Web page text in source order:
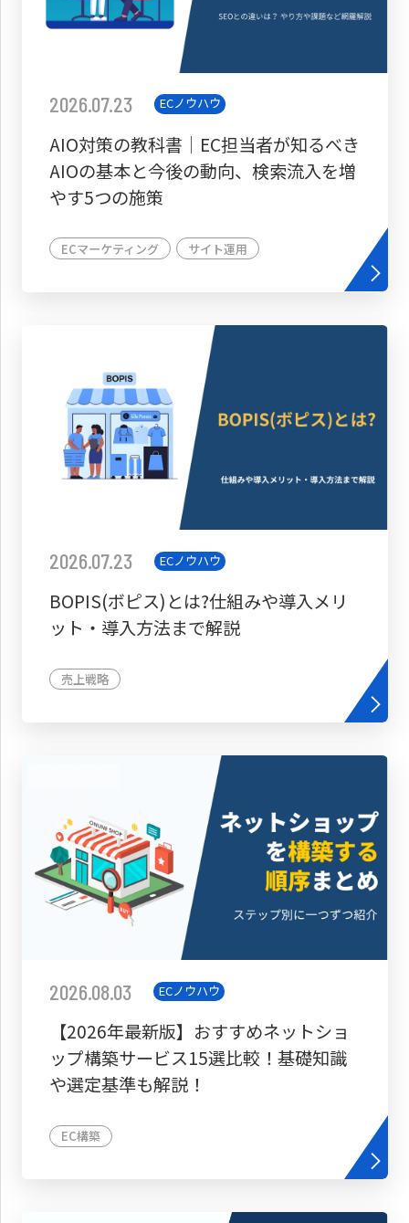
2026.07.23 ECノウハウ
AIO対策の教科書│EC担当者が知るべき
AIOの基本と今後の動向、検索流入を増
やす5つの施策
ECマーケティング サイト運用
2026.07.23 ECノウハウ
BOPIS(ボピス)とは?仕組みや導入メリ
ット・導入方法まで解説
売上戦略
2026.08.03 ECノウハウ
【2026年最新版】おすすめネットショ
ップ構築サービス15選比較！基礎知識
や選定基準も解説！
EC構築